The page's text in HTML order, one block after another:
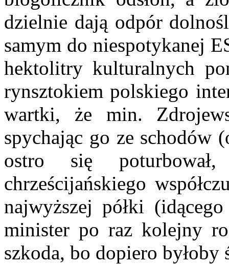
dzielnie dają odpór
samym do niespotykanej
hektolitry kulturalnych
rynsztokiem polskiego
wartki, że min.
spychając go ze schodów
ostro się
chrześcijańskiego
najwyższej półki
minister po raz kolejny
szkoda, bo dopiero byłoby